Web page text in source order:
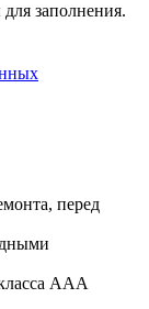
для заполнения.
перед
ААА